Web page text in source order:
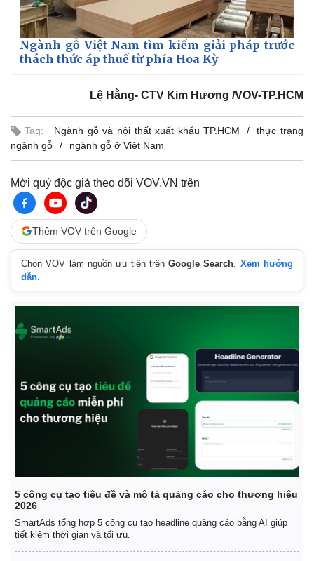
Ngành gỗ Việt Nam tìm kiếm giải pháp trước
thách thức áp thuế từ phía Hoa Kỳ
Lệ Hằng- CTV Kim Hương /VOV-TP.HCM
Tag: Ngành gỗ và nội thất xuất khẩu TP.HCM
thực trạng
ngành gỗ
ngành gỗ ở Việt Nam
Mời quý độc giả theo dõi VOV.VN trên
Thêm VOV trên Google
Chọn VOV làm nguồn ưu tiên trênGoogle Search
Xem hướng
dẫn.
5 công cụ tạo tiêu đề và mô tả quảng cáo cho thương hiệu
2026
SmartAds tổng hợp 5 công cụ tạo headline quảng cáo bằng AI giúp
tiết kiệm thời gian và tối ưu.